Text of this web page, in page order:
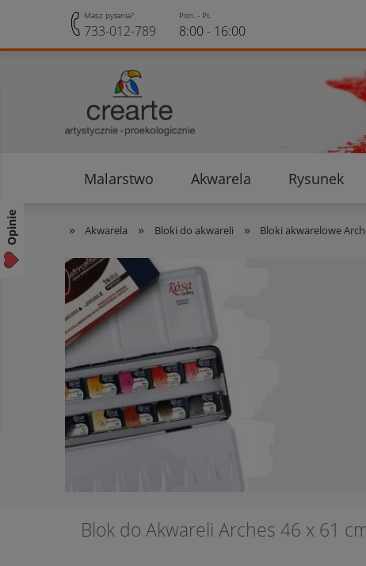
Malarstwo Akwarela Rysunek
» Akwarela » Bloki do akwareli » Bloki akwarelowe
Blok do Akwareli Arches 46 x 61
Masz pytania?
733-012-789
Pon. - Pt.
8:00 - 16:00
Opinie